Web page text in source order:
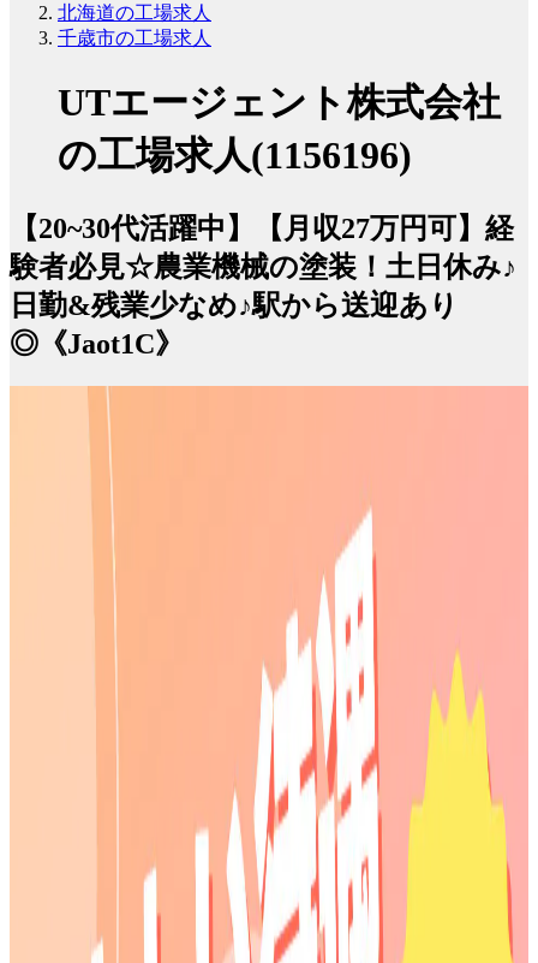
北海道の工場求人
千歳市の工場求人
UTエージェント株式会社
の工場求人(1156196)
【20~30代活躍中】【月収27万円可】経
験者必見☆農業機械の塗装！土日休み♪
日勤&残業少なめ♪駅から送迎あり
◎《Jaot1C》